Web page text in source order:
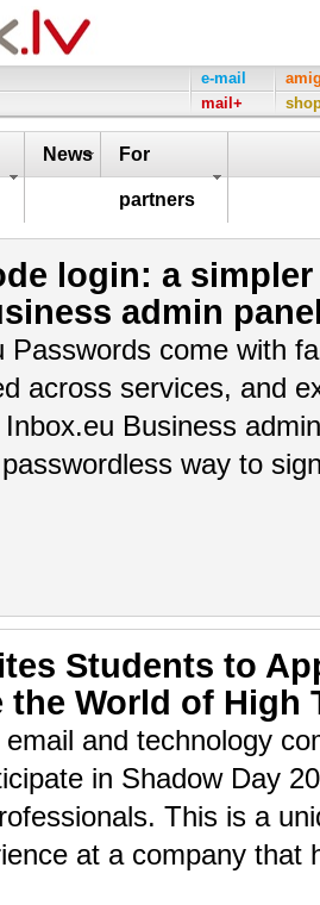
e-mail
mail+
News For
partners
login: a
admin
Passwords come with
across services, and
Business
way to
Students to
the World of High
email and technology
in Shadow Day
This is a
at a company